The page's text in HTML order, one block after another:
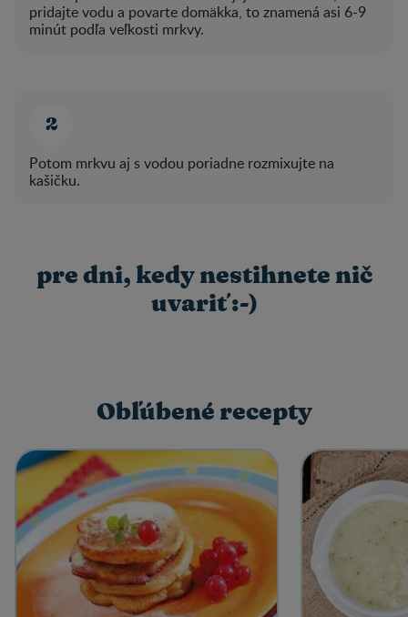
pridajte vodu a povarte domäkka, to znamená asi 6-9
minút podľa veľkosti mrkvy.
Potom mrkvu aj s vodou poriadne rozmixujte na
kašičku.
pre dni, kedy nestihnete nič
uvariť :-)
Obľúbené recepty